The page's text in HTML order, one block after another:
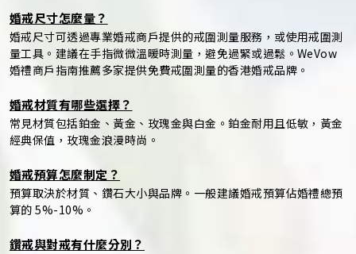
婚戒尺寸怎麼量？
婚戒尺寸可透過專業婚戒商戶提供的戒圍測量服務，或使用戒圍測
量工具。建議在手指微微溫暖時測量，避免過緊或過鬆。WeVow
婚禮商戶指南推薦多家提供免費戒圍測量的香港婚戒品牌。
婚戒材質有哪些選擇？
常見材質包括鉑金、黃金、玫瑰金與白金。鉑金耐用且低敏，黃金
經典保值，玫瑰金浪漫時尚。
婚戒預算怎麼制定？
預算取決於材質、鑽石大小與品牌。一般建議婚戒預算佔婚禮總預
算的 5%-10%。
鑽戒與對戒有什麼分別？